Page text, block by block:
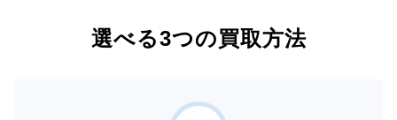
選べる3つの買取方法